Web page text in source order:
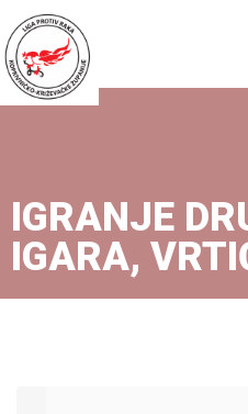
IGRANJE
IGARA,